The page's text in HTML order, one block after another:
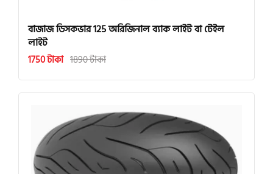
বাজাজ ডিসকভার 125 অরিজিনাল ব্যাক লাইট বা টেইল
লাইট
1750 টাকা 1890 টাকা